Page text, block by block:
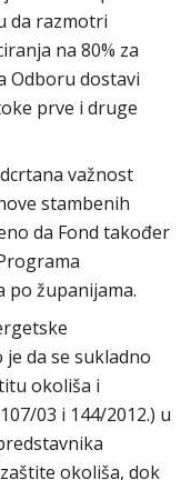
da razmotri
na 80% za
Odboru dostavi
prve i druge
važnost
stambenih
da Fond također
po županijama.
da se sukladno
okoliša i
03 i 144/2012.) u
okoliša, dok